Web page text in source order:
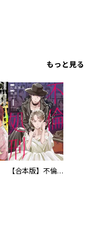
もっと見る
【合本版】不倫処刑